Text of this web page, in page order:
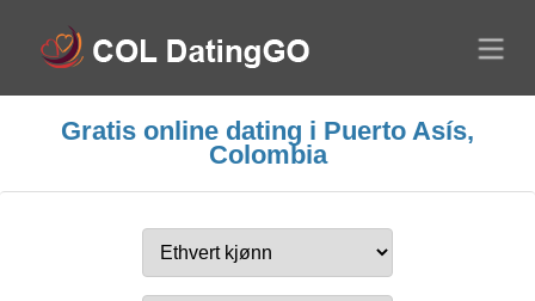
Gratis online dating i Puerto Asís,
Colombia